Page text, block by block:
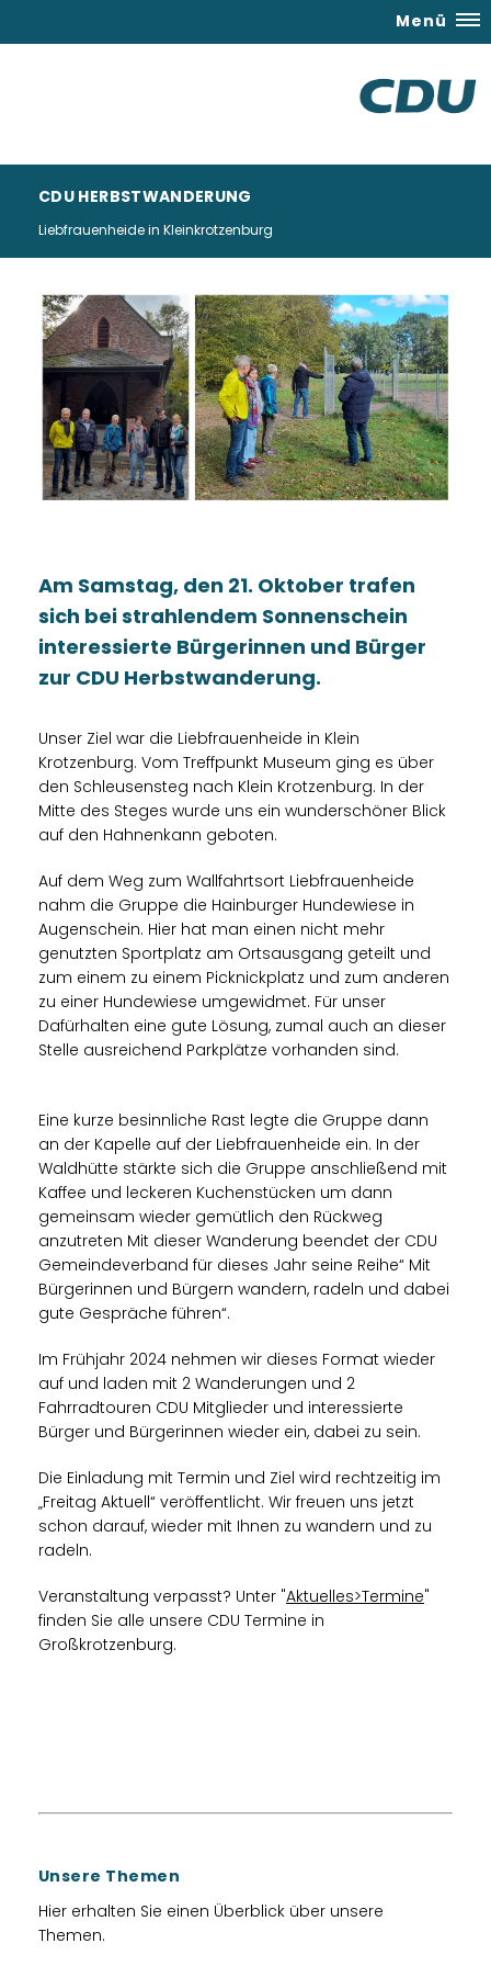
Menü
CDU HERBSTWANDERUNG
Liebfrauenheide in Kleinkrotzenburg
Am Samstag, den 21. Oktober trafen
sich bei strahlendem Sonnenschein
interessierte Bürgerinnen und Bürger
zur CDU Herbstwanderung.
Unser Ziel war die Liebfrauenheide in Klein
Krotzenburg. Vom Treffpunkt Museum ging es über
den Schleusensteg nach Klein Krotzenburg. In der
Mitte des Steges wurde uns ein wunderschöner Blick
auf den Hahnenkann geboten.
Auf dem Weg zum Wallfahrtsort Liebfrauenheide
nahm die Gruppe die Hainburger Hundewiese in
Augenschein. Hier hat man einen nicht mehr
genutzten Sportplatz am Ortsausgang geteilt und
zum einem zu einem Picknickplatz und zum anderen
zu einer Hundewiese umgewidmet. Für unser
Dafürhalten eine gute Lösung, zumal auch an dieser
Stelle ausreichend Parkplätze vorhanden sind.
Eine kurze besinnliche Rast legte die Gruppe dann
an der Kapelle auf der Liebfrauenheide ein. In der
Waldhütte stärkte sich die Gruppe anschließend mit
Kaffee und leckeren Kuchenstücken um dann
gemeinsam wieder gemütlich den Rückweg
anzutreten Mit dieser Wanderung beendet der CDU
Gemeindeverband für dieses Jahr seine Reihe“ Mit
Bürgerinnen und Bürgern wandern, radeln und dabei
gute Gespräche führen“.
Im Frühjahr 2024 nehmen wir dieses Format wieder
auf und laden mit 2 Wanderungen und 2
Fahrradtouren CDU Mitglieder und interessierte
Bürger und Bürgerinnen wieder ein, dabei zu sein.
Die Einladung mit Termin und Ziel wird rechtzeitig im
Freitag Aktuell“ veröffentlicht. Wir freuen uns jetzt
schon darauf, wieder mit Ihnen zu wandern und zu
radeln.
Veranstaltung verpasst? Unter "Aktuelles>Termine"
finden Sie alle unsere CDU Termine in
Großkrotzenburg.
Unsere Themen
Hier erhalten Sie einen Überblick über unsere
Themen.